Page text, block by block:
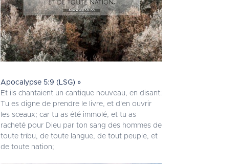
Apocalypse 5:9 (LSG) »
Et ils chantaient un cantique nouveau, en disant:
Tu es digne de prendre le livre, et d'en ouvrir
les sceaux; car tu as été immolé, et tu as
racheté pour Dieu par ton sang des hommes de
toute tribu, de toute langue, de tout peuple, et
de toute nation;